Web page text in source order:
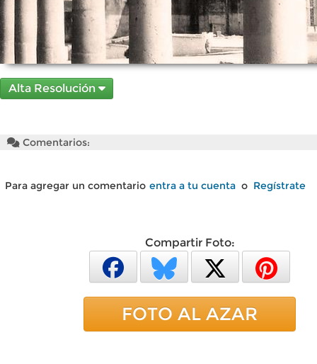
Alta Resolución
Comentarios:
Para agregar un comentario entra a tu cuenta o Regístrate
Compartir Foto:
FOTO AL AZAR